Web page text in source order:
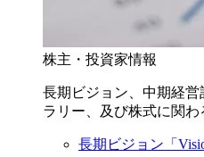
株主・投資家情報
長期ビジョン、中期経
ラリー、及び株式に関わ
長期ビジョン「